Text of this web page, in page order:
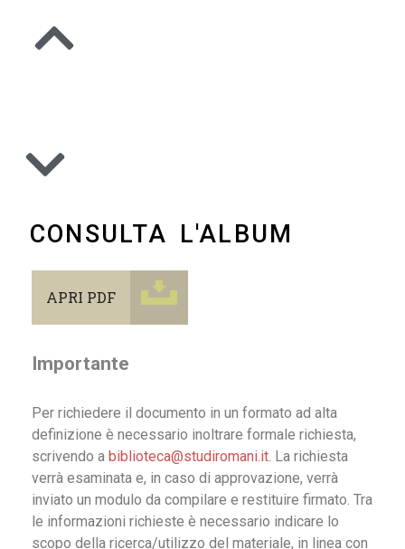
CONSULTA L'ALBUM
APRI PDF
Importante
Per richiedere il documento in un formato ad alta
definizione è necessario inoltrare formale richiesta,
scrivendo a biblioteca@studiromani.it. La richiesta
verrà esaminata e, in caso di approvazione, verrà
inviato un modulo da compilare e restituire firmato. Tra
le informazioni richieste è necessario indicare lo
scopo della ricerca/utilizzo del materiale, in linea con